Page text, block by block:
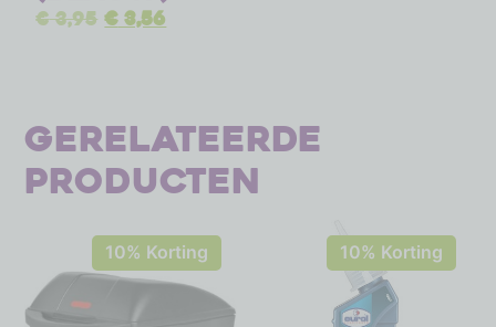
€3,95 €3,56
Gerelateerde
producten
10% Korting 10% Korting